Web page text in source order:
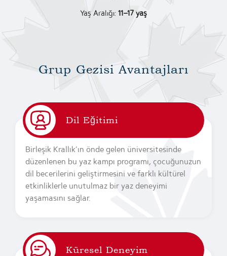
Yaş Aralığı: 11–17 yaş
Grup Gezisi Avantajları
Dil Eğitimi
Birleşik Krallık’ın önde gelen üniversitesinde
düzenlenen bu yaz kampı programı, çocuğunuzun
dil becerilerini geliştirmesini ve farklı kültürel
etkinliklerle unutulmaz bir yaz deneyimi
yaşamasını sağlar.
Küresel Deneyim